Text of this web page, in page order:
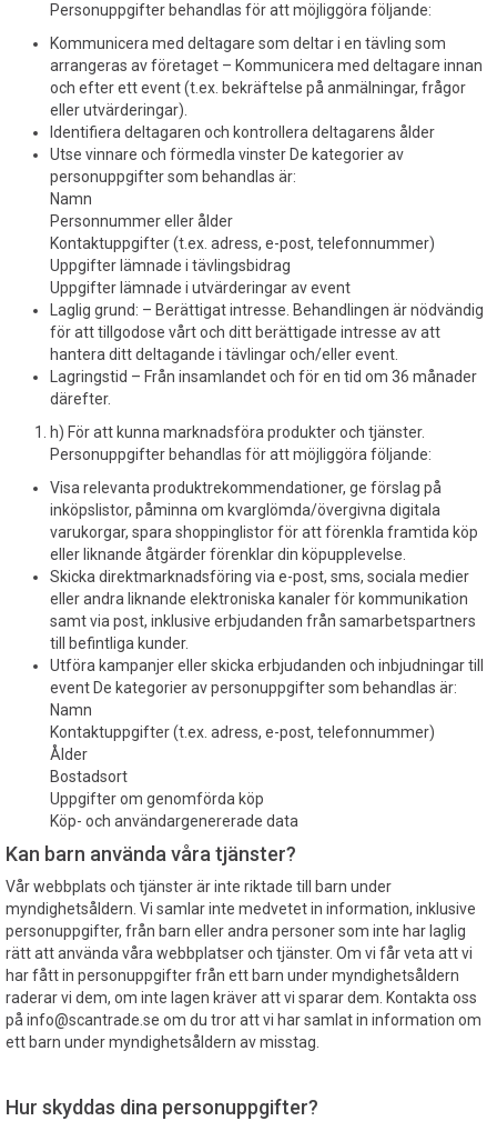
Personuppgifter behandlas för att möjliggöra följande:
Kommunicera med deltagare som deltar i en tävling som
arrangeras av företaget – Kommunicera med deltagare innan
och efter ett event (t.ex. bekräftelse på anmälningar, frågor
eller utvärderingar).
Identifiera deltagaren och kontrollera deltagarens ålder
Utse vinnare och förmedla vinster De kategorier av
personuppgifter som behandlas är:
Namn
Personnummer eller ålder
Kontaktuppgifter (t.ex. adress, e-post, telefonnummer)
Uppgifter lämnade i tävlingsbidrag
Uppgifter lämnade i utvärderingar av event
Laglig grund: – Berättigat intresse. Behandlingen är nödvändig
för att tillgodose vårt och ditt berättigade intresse av att
hantera ditt deltagande i tävlingar och/eller event.
Lagringstid – Från insamlandet och för en tid om 36 månader
därefter.
h) För att kunna marknadsföra produkter och tjänster.
Personuppgifter behandlas för att möjliggöra följande:
Visa relevanta produktrekommendationer, ge förslag på
inköpslistor, påminna om kvarglömda/övergivna digitala
varukorgar, spara shoppinglistor för att förenkla framtida köp
eller liknande åtgärder förenklar din köpupplevelse.
Skicka direktmarknadsföring via e-post, sms, sociala medier
eller andra liknande elektroniska kanaler för kommunikation
samt via post, inklusive erbjudanden från samarbetspartners
till befintliga kunder.
Utföra kampanjer eller skicka erbjudanden och inbjudningar till
event De kategorier av personuppgifter som behandlas är:
Namn
Kontaktuppgifter (t.ex. adress, e-post, telefonnummer)
Ålder
Bostadsort
Uppgifter om genomförda köp
Köp- och användargenererade data
Kan barn använda våra tjänster?
Vår webbplats och tjänster är inte riktade till barn under
myndighetsåldern. Vi samlar inte medvetet in information, inklusive
personuppgifter, från barn eller andra personer som inte har laglig
rätt att använda våra webbplatser och tjänster. Om vi får veta att vi
har fått in personuppgifter från ett barn under myndighetsåldern
raderar vi dem, om inte lagen kräver att vi sparar dem. Kontakta oss
på info@scantrade.se om du tror att vi har samlat in information om
ett barn under myndighetsåldern av misstag.
Hur skyddas dina personuppgifter?